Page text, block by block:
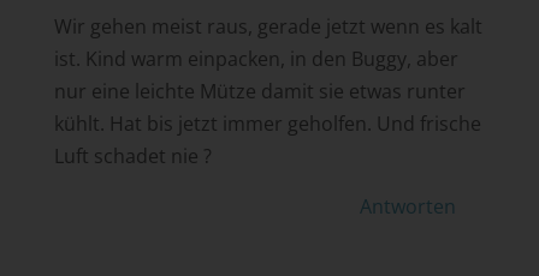
Wir gehen meist raus, gerade jetzt wenn es kalt
ist. Kind warm einpacken, in den Buggy, aber
nur eine leichte Mütze damit sie etwas runter
kühlt. Hat bis jetzt immer geholfen. Und frische
Luft schadet nie ?
Antworten